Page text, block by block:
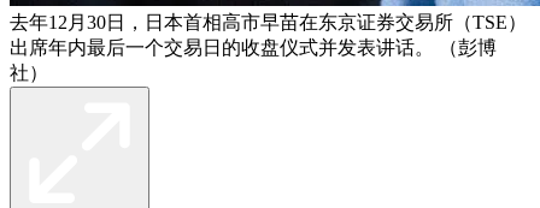
去年12月30日，日本首相高市早苗在东京证券交易所（TSE）
出席年内最后一个交易日的收盘仪式并发表讲话。 （彭博
社）